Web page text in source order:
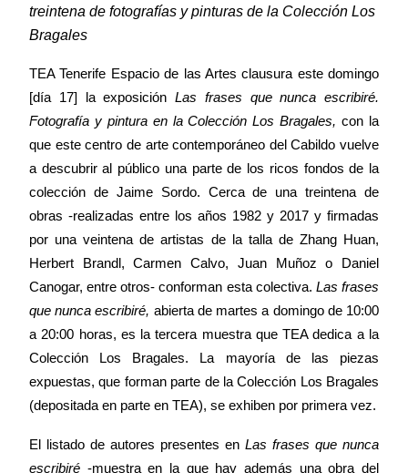
treintena de fotografías y pinturas de la Colección Los
Bragales
TEA Tenerife Espacio de las Artes clausura este domingo
[día 17] la exposición Las frases que nunca escribiré.
Fotografía y pintura en la Colección Los Bragales,con la
que este centro de arte contemporáneo del Cabildo vuelve
a descubrir al público una parte de los ricos fondos de la
colección de Jaime Sordo. Cerca de una treintena de
obras -realizadas entre los años 1982 y 2017 y firmadas
por una veintena de artistas de la talla de Zhang Huan,
Herbert Brandl, Carmen Calvo, Juan Muñoz o Daniel
Canogar, entre otros- conforman esta colectiva. Las frases
que nunca escribiré, abierta de martes a domingo de 10:00
a 20:00 horas, es la tercera muestra que TEA dedica a la
Colección Los Bragales. La mayoría de las piezas
expuestas, que forman parte de la Colección Los Bragales
(depositada en parte en TEA), se exhiben por primera vez.
El listado de autores presentes en Las frases que nunca
escribiré -muestra en la que hay además una obra del